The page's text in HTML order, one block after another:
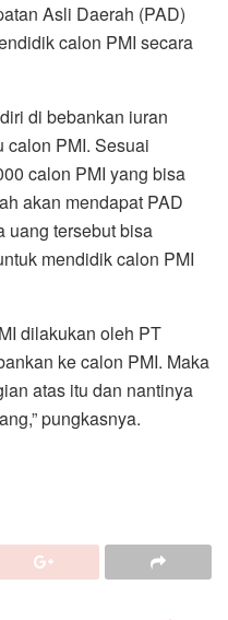
Asli Daerah (PAD)
calon PMI secara
di bebankan iuran
calon PMI. Sesuai
calon PMI yang bisa
akan mendapat PAD
uang tersebut bisa
mendidik calon PMI
dilakukan oleh PT
ke calon PMI. Maka
atas itu dan nantinya
pungkasnya.